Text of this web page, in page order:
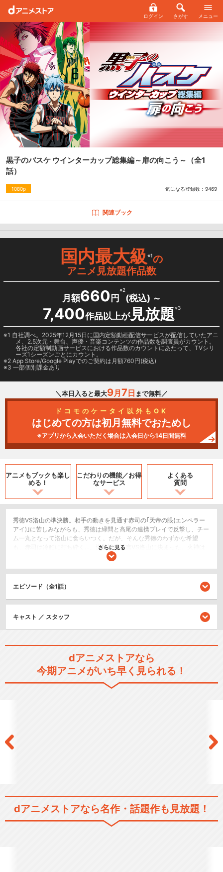
ログイン さがす メニュー
黒子のバスケ ウインターカップ総集編～扉の向こう～ （全1
話）
1080p 気になる登録数： 9469
関連ブック
国内最大級※1の
アニメ見放題作品数
月額660 円
※2
(税込) ～
7,400作品以上が見放題※3
1 自社調べ。2025年12月15日に国内定額動画配信サービスが配信していたアニ
メ、2.5次元・舞台、声優・音楽コンテンツの作品数を調査員がカウント。
各社の定額制動画サービスにおける作品数のカウントにあたって、TVシリ
ーズ1シーズンごとにカウント。
2 App Store/Google Playでのご契約は月額760円(税込)
3 一部個別課金あり
＼本日入ると最大9月 7 日 まで無料／
ドコモのケータイ以外もOK
はじめての方は初月無料でおためし
※アプリから入会いただく場合は入会日から14日間無料
アニメもブックも楽し
める！
こだわりの機能／お得
なサービス
よくある
質問
秀徳VS洛山の準決勝。相手の動きを見通す赤司の｢天帝の眼(エンペラー
アイ)｣に苦しみながらも、秀徳は緑間と高尾の連携プレイで反撃し、チー
ム一丸となって洛山に食らいつく。だが、そんな秀徳のわずかな希望
も、赤司は冷酷に打ち砕く…。決勝戦は誠凛VS洛山に決まった。火神は
試合開始直後から“ゾーン”に入るが、赤司は容易く抑え込んでしまう。洛
なく、強い決意で赤司と対峙する…！
スポーツ/競技
ドラマ/青春
黒子のバスケ 第1期
さらに見る
エピソード（全1話）
キャスト ／ スタッフ
dアニメストアなら
今期アニメがいち早く見られる！
dアニメストアなら名作・話題作も見放題！